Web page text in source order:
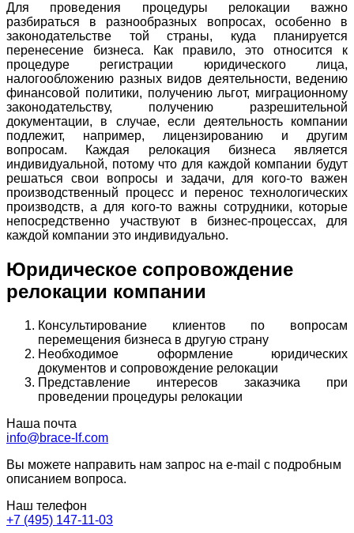
Для проведения процедуры релокации важно
разбираться в разнообразных вопросах, особенно в
законодательстве той страны, куда планируется
перенесение бизнеса. Как правило, это относится к
процедуре регистрации юридического лица,
налогообложению разных видов деятельности, ведению
финансовой политики, получению льгот, миграционному
законодательству, получению разрешительной
документации, в случае, если деятельность компании
подлежит, например, лицензированию и другим
вопросам. Каждая релокация бизнеса является
индивидуальной, потому что для каждой компании будут
решаться свои вопросы и задачи, для кого-то важен
производственный процесс и перенос технологических
производств, а для кого-то важны сотрудники, которые
непосредственно участвуют в бизнес-процессах, для
каждой компании это индивидуально.
Юридическое сопровождение
релокации компании
Консультирование клиентов по вопросам
перемещения бизнеса в другую страну
Необходимое оформление юридических
документов и сопровождение релокации
Представление интересов заказчика при
проведении процедуры релокации
Наша почта
info@brace-lf.com
Вы можете направить нам запрос на e-mail с подробным
описанием вопроса.
Наш телефон
+7 (495) 147-11-03